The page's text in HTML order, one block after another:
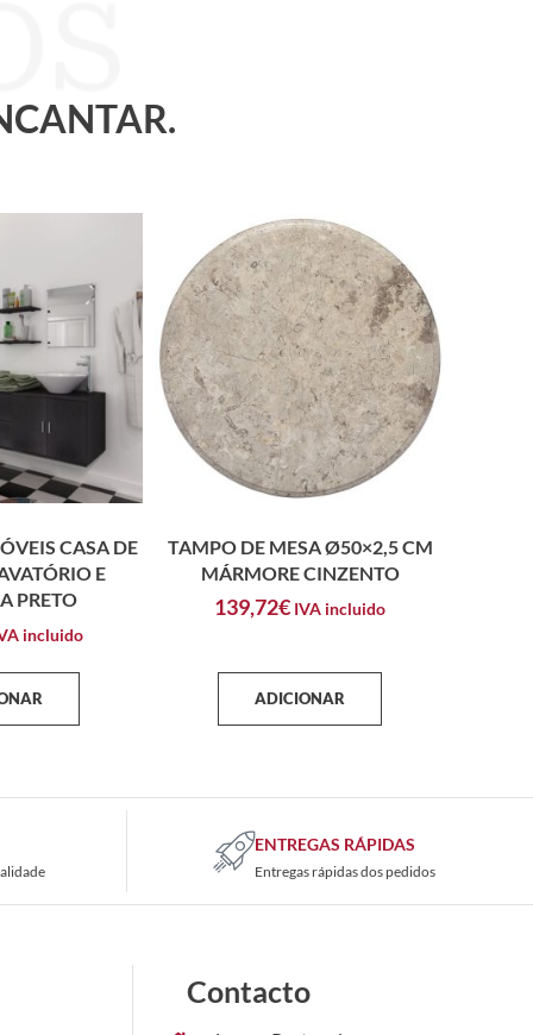
CASA DE
E
PRETO
incluido
TAMPO DE MESA Ø50×2,5 CM
MÁRMORE CINZENTO
139,72€ IVA incluido
ADICIONAR
ENTREGAS RÁPIDAS
Entregas rápidas dos pedidos
Contacto